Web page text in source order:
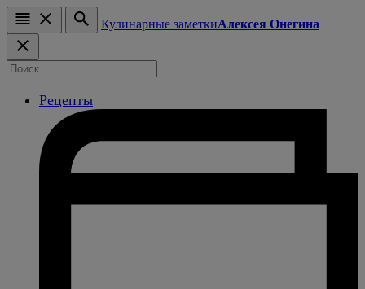
Кулинарные заметкиАлексея Онегина
Рецепты